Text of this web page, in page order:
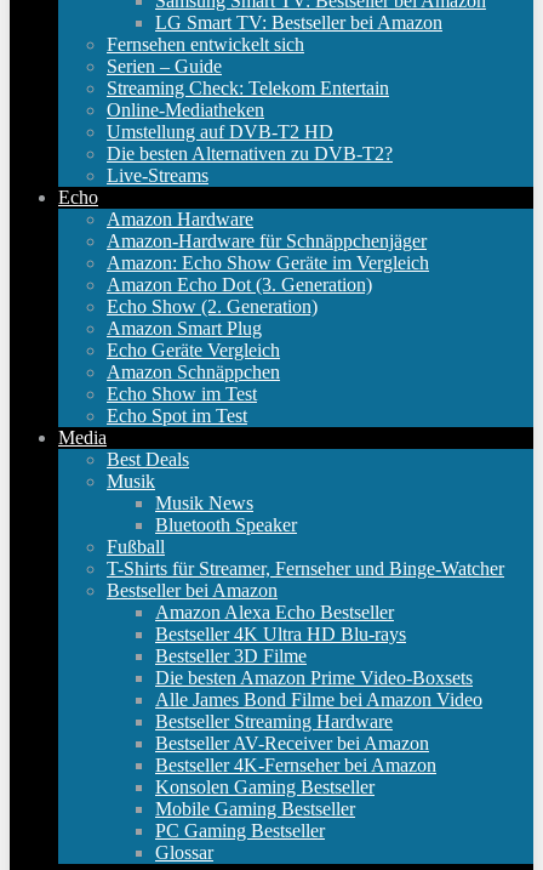
LG Smart TV: Bestseller bei Amazon
Fernsehen entwickelt sich
Serien – Guide
Streaming Check: Telekom Entertain
Online-Mediatheken
Umstellung auf DVB-T2 HD
Die besten Alternativen zu DVB-T2?
Live-Streams
Echo
Amazon Hardware
Amazon-Hardware für Schnäppchenjäger
Amazon: Echo Show Geräte im Vergleich
Amazon Echo Dot (3. Generation)
Echo Show (2. Generation)
Amazon Smart Plug
Echo Geräte Vergleich
Amazon Schnäppchen
Echo Show im Test
Echo Spot im Test
Media
Best Deals
Musik
Musik News
Bluetooth Speaker
Fußball
T-Shirts für Streamer, Fernseher und Binge-Watcher
Bestseller bei Amazon
Amazon Alexa Echo Bestseller
Bestseller 4K Ultra HD Blu-rays
Bestseller 3D Filme
Die besten Amazon Prime Video-Boxsets
Alle James Bond Filme bei Amazon Video
Bestseller Streaming Hardware
Bestseller AV-Receiver bei Amazon
Bestseller 4K-Fernseher bei Amazon
Konsolen Gaming Bestseller
Mobile Gaming Bestseller
PC Gaming Bestseller
Glossar